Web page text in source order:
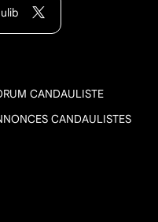
CANDAULISTE
CANDAULISTES